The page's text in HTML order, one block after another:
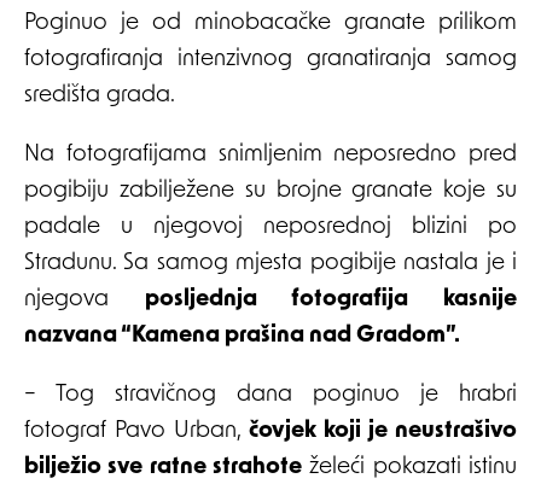
Poginuo je od minobacačke granate prilikom
fotografiranja intenzivnog granatiranja samog
središta grada.
Na fotografijama snimljenim neposredno pred
pogibiju zabilježene su brojne granate koje su
padale u njegovoj neposrednoj blizini po
Stradunu. Sa samog mjesta pogibije nastala je i
njegova posljednja fotografija kasnije
nazvana “Kamena prašina nad Gradom”.
– Tog stravičnog dana poginuo je hrabri
fotograf Pavo Urban, čovjek koji je neustrašivo
bilježio sve ratne strahote želeći pokazati istinu